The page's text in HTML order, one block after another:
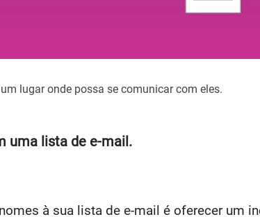
lugar onde possa se comunicar com eles.
uma lista de e-mail.
à sua lista de e-mail é oferecer um